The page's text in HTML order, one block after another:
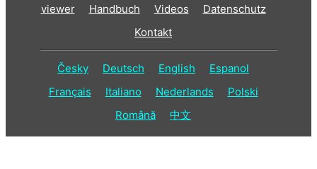
viewer
Handbuch Videos
Datenschutz
Kontakt
Česky Deutsch English
Espanol
Français
Italiano Nederlands
Polski
Română
中文